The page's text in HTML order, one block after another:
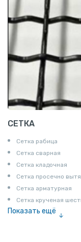
СЕТКА
Сетка рабица
Сетка сварная
Сетка кладочная
Сетка просечно
Сетка арматурная
Сетка крученая
Показать ещё